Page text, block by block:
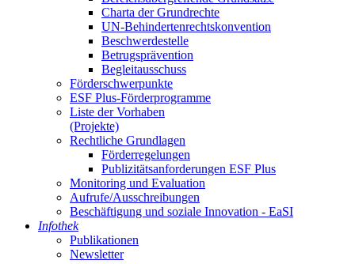
Char­ta der Grund­rech­te
UN-Be­hin­der­ten­rechts­kon­ven­ti­on
Be­schwer­de­stel­le
Be­trugs­prä­ven­ti­on
Be­glei­taus­schuss
För­der­schwer­punk­te
ESF Plus-För­der­pro­gram­me
Lis­te der Vor­ha­ben
(Pro­jek­te)
Recht­li­che Grund­la­gen
För­der­re­ge­lun­gen
Pu­bli­zi­täts­an­for­de­run­gen ESF Plus
Mo­ni­to­ring und Eva­lua­ti­on
Auf­ru­fe/Aus­schrei­bun­gen
Be­schäf­ti­gung und so­zia­le In­no­va­ti­on - Ea­SI
In­fo­thek
Pu­bli­ka­tio­nen
Newslet­ter